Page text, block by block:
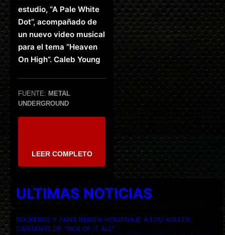
estudio, “A Pale White
Dot”, acompañado de
un nuevo video musical
para el tema “Heaven
On High”. Caleb Young
FUENTE: METAL
UNDERGROUND
LEER COMPLETO
ULTIMAS NOTICIAS
ROCKEROS Y FANS RINDEN HOMENAJE A LOU KOLLER,
CANTANTE DE “SICK OF IT ALL”.